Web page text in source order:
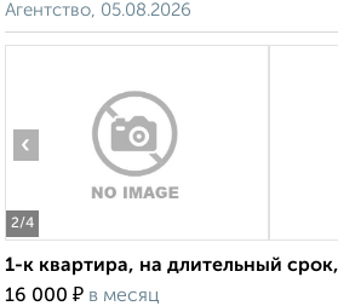
Агентство, 05.08.2026
2/4
‹
1-к квартира, на длительный
16 000 ₽ в месяц